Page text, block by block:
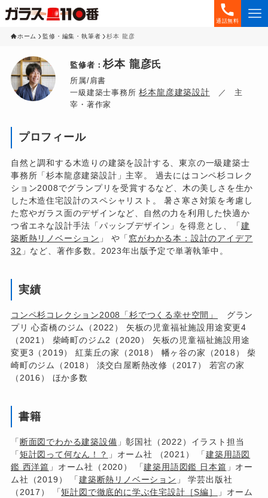
通話無料
ホーム 監修・編集・執筆者 杉本 龍彦
監修者：杉本 龍彦氏
所属/肩書
一級建築士事務所杉本龍彦建築設計 ／ 主
宰・著作家
プロフィール
自然と調和する木造りの建築を設計する、東京の一級建築士
事務所「杉本龍彦建築設計」主宰。 過去にはコンペ杉コレク
ション2008でグランプリを受賞するなど、木の美しさを生か
した木造住宅設計のスペシャリスト。 暑さ寒さ対策を考慮し
た窓やガラス面のデザインなど、自然の力を利用した快適か
つ省エネな設計手法「パッシブデザイン」を得意とし、「建
築断熱リノベーション 」 や「 窓がわかる本：設計のアイデア
32 」など、著作多数。2023年出版予定で単著執筆中。
実績
コンペ杉コレクション2008「杉でつくる幸せ空間」
グラン
プリ 心斎橋のジム（2022） 矢板の児童福祉施設用途変更4
（2021） 柴崎町のジム2（2020） 矢板の児童福祉施設用途
変更3（2019） 紅葉丘の家（2018） 幡ヶ谷の家（2018） 柴
崎町のジム（2018） 淡交白屋断熱改修（2017） 若宮の家
（2016） ほか多数
書籍
「 断面図でわかる建築設備 」彰国社（2022）イラスト担当
「矩計図って何なん！？ 」オーム社 （2021） 「建築用語図
鑑 西洋篇 」オーム社（2020） 「建築用語図鑑 日本篇 」オー
ム社（2019） 「建築断熱リノベーション 」 学芸出版社
（2017） 「矩計図で徹底的に学ぶ住宅設計［S編］
」オーム